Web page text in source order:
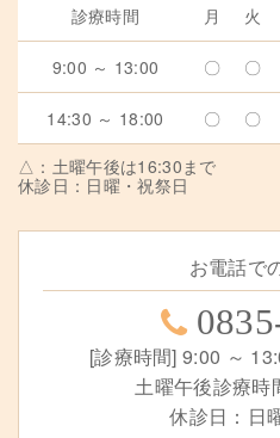
診療時間 月 火
9:00 ～ 13:00 〇 〇
14:30 ～ 18:00 〇 〇
△：土曜午後は16:30まで
休診日：日曜・祝祭日
お電話で
[診療時間] 9:00 ～
土曜午後診療時
休診日：日